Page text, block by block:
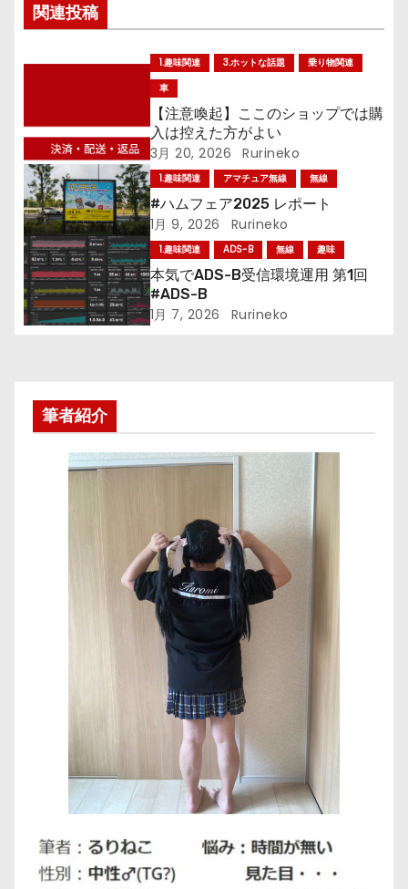
ナ
ビ
ー
シ
ョ
ン
関連投稿
1.趣味関連 3.ホットな話題
乗り物関連
車
【注意喚起】ここのショップでは購
入は控えた方がよい
3月 20, 2026 Rurineko
1.趣味関連 アマチュア無線 無線
#ハムフェア2025 レポート
1月 9, 2026 Rurineko
1.趣味関連 ADS-B 無線 趣味
本気でADS-B受信環境運用 第1回
#ADS-B
1月 7, 2026 Rurineko
筆者紹介